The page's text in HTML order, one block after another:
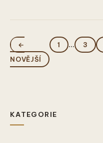
←
NOVĚJŠÍ
1 ... 3
KATEGORIE